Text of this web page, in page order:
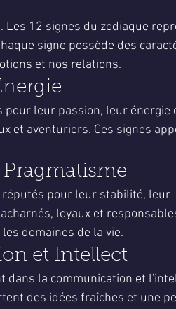
12 signes du zodiaque
signe possède des
et nos relations.
pour leur passion, leur énergie
et aventuriers. Ces signes
Pragmatisme
réputés pour leur stabilité, leur
loyaux et
domaines de la vie.
et Intellect
dans la communication et
des idées fraîches et une